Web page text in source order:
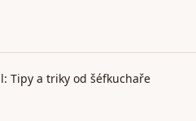
Tipy a triky od šéfkuchaře